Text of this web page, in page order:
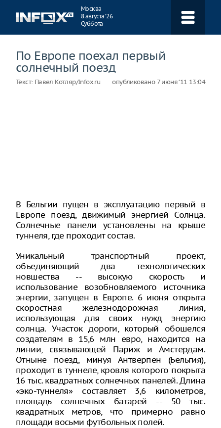
Москва
8 августа ‘26
Суббота
По Европе поехал первый
солнечный поезд
Текст: Павел Котляр/Infox.ru опубликовано7 июня ‘11 13:04
В Бельгии пущен в эксплуатацию первый в
Европе поезд, движимый энергией Солнца.
Солнечные панели установлены на крыше
туннеля, где проходит состав.
Уникальный транспортный проект,
объединяющий два технологических
новшества -- высокую скорость и
использование возобновляемого источника
энергии, запущен в Европе. 6 июня открыта
скоростная железнодорожная линия,
использующая для своих нужд энергию
солнца. Участок дороги, который обошелся
создателям в 15,6 млн евро, находится на
линии, связывающей Париж и Амстердам.
Отныне поезд, минуя Антверпен (Бельгия),
проходит в туннеле, кровля которого покрыта
16 тыс. квадратных солнечных панелей. Длина
«эко-туннеля» составляет 3,6 километров,
площадь солнечных батарей -- 50 тыс.
квадратных метров, что примерно равно
площади восьми футбольных полей.